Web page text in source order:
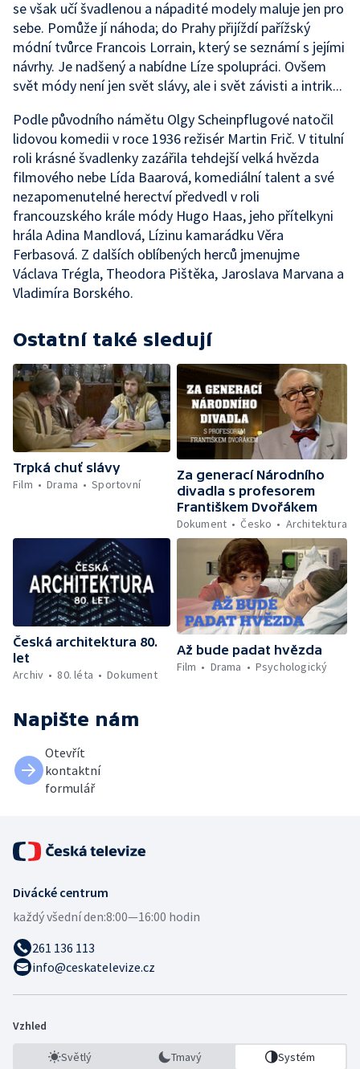
se však učí švadlenou a nápadité modely maluje jen pro
sebe. Pomůže jí náhoda; do Prahy přijíždí pařížský
módní tvůrce Francois Lorrain, který se seznámí s jejími
návrhy. Je nadšený a nabídne Líze spolupráci. Ovšem
svět módy není jen svět slávy, ale i svět závisti a intrik...
Podle původního námětu Olgy Scheinpflugové natočil
lidovou komedii v roce 1936 režisér Martin Frič. V titulní
roli krásné švadlenky zazářila tehdejší velká hvězda
filmového nebe Lída Baarová, komediální talent a své
nezapomenutelné herectví předvedl v roli
francouzského krále módy Hugo Haas, jeho přítelkyni
hrála Adina Mandlová, Lízinu kamarádku Věra
Ferbasová. Z dalších oblíbených herců jmenujme
Václava Trégla, Theodora Pištěka, Jaroslava Marvana a
Vladimíra Borského.
Ostatní také sledují
Trpká chuť slávy
Film
Drama Sportovní
Za generací Národního
divadla s profesorem
Františkem Dvořákem
Dokument
Česko Architektura
Česká architektura 80.
let
Archiv
80. léta Dokument
Až bude padat hvězda
Film
Drama Psychologický
Napište nám
Otevřít
kontaktní
formulář
Divácké centrum
každý všední den:8:00—16:00 hodin
261 136 113
info@ceskatelevize.cz
Vzhled
Světlý Tmavý Systém